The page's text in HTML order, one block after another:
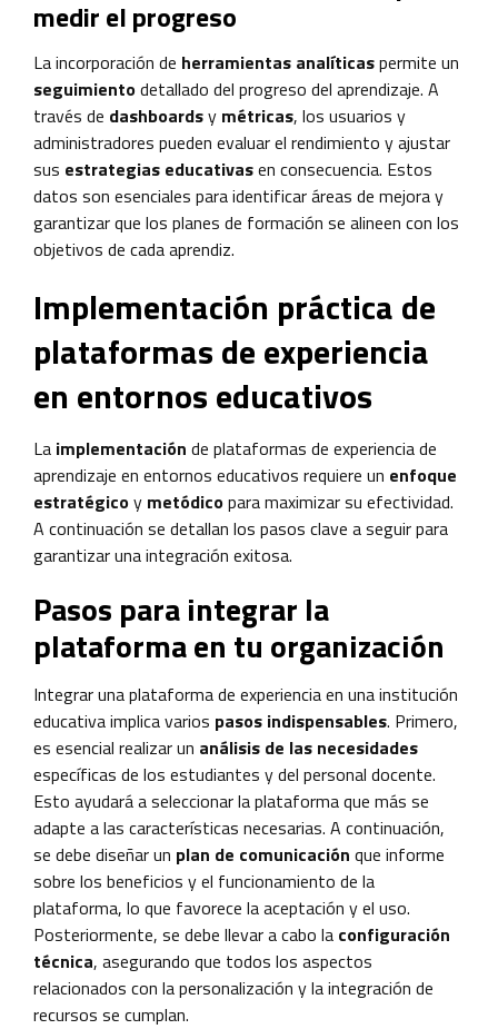
medir el progreso
La incorporación de herramientas analíticaspermite un
seguimientodetallado del progreso del aprendizaje. A
través de dashboardsy métricas, los usuarios y
administradores pueden evaluar el rendimiento y ajustar
sus estrategias educativasen consecuencia. Estos
datos son esenciales para identificar áreas de mejora y
garantizar que los planes de formación se alineen con los
objetivos de cada aprendiz.
Implementación práctica de
plataformas de experiencia
en entornos educativos
La implementación de plataformas de experiencia de
aprendizaje en entornos educativos requiere un enfoque
estratégicoy metódicopara maximizar su efectividad.
A continuación se detallan los pasos clave a seguir para
garantizar una integración exitosa.
Pasos para integrar la
plataforma en tu organización
Integrar una plataforma de experiencia en una institución
educativa implica varios pasos indispensables. Primero,
es esencial realizar un análisis de las necesidades
específicas de los estudiantes y del personal docente.
Esto ayudará a seleccionar la plataforma que más se
adapte a las características necesarias. A continuación,
se debe diseñar un plan de comunicación que informe
sobre los beneficios y el funcionamiento de la
plataforma, lo que favorece la aceptación y el uso.
Posteriormente, se debe llevar a cabo la configuración
técnica, asegurando que todos los aspectos
relacionados con la personalización y la integración de
recursos se cumplan.